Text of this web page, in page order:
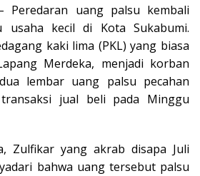
Peredaran uang palsu kembali
usaha kecil di Kota Sukabumi.
kaki lima (PKL) yang biasa
Merdeka, menjadi korban
lembar uang palsu pecahan
jual beli pada Minggu
Zulfikar yang akrab disapa Juli
bahwa uang tersebut palsu